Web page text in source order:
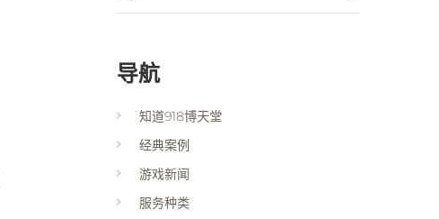
导航
知道918博天堂
经典案例
游戏新闻
服务种类